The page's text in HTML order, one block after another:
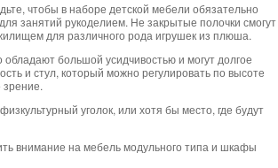
чтобы в наборе детской мебели обязательно
занятий рукоделием. Не закрытые полочки смогут
для различного рода игрушек из плюша.
большой усидчивостью и могут долгое
и стул, который можно регулировать по высоте
зрение.
уголок, или хотя бы место, где будут
внимание на мебель модульного типа и шкафы